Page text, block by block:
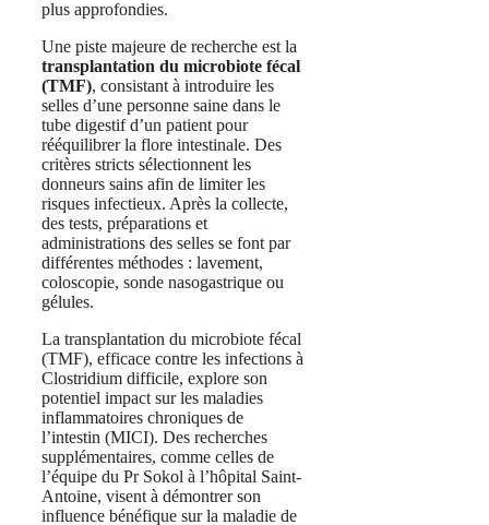
plus approfondies.
Une piste majeure de recherche est la
transplantation du microbiote fécal
(TMF), consistant à introduire les
selles d’une personne saine dans le
tube digestif d’un patient pour
rééquilibrer la flore intestinale. Des
critères stricts sélectionnent les
donneurs sains afin de limiter les
risques infectieux. Après la collecte,
des tests, préparations et
administrations des selles se font par
différentes méthodes : lavement,
coloscopie, sonde nasogastrique ou
gélules.
La transplantation du microbiote fécal
(TMF), efficace contre les infections à
Clostridium difficile, explore son
potentiel impact sur les maladies
inflammatoires chroniques de
l’intestin (MICI). Des recherches
supplémentaires, comme celles de
l’équipe du Pr Sokol à l’hôpital Saint-
Antoine, visent à démontrer son
influence bénéfique sur la maladie de